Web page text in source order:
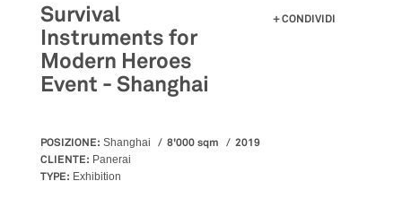
Survival
Instruments for
Modern Heroes
Event - Shanghai
CONDIVIDI
POSIZIONE: Shanghai 8'000 sqm
2019
CLIENTE: Panerai
TYPE: Exhibition